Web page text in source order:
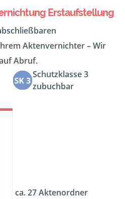
Erstaufstellung
Aktenvernichter – Wir
Abruf.
Schutzklasse 3
zubuchbar
ca. 27 Aktenordner